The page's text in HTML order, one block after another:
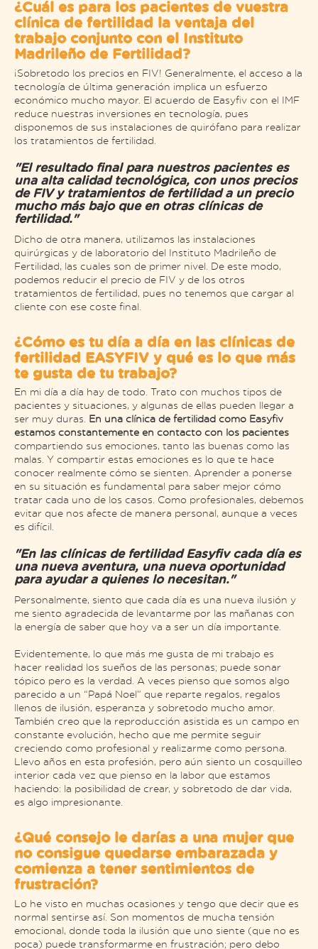
¿Cuál es para los pacientes de vuestra
clínica de fertilidad la ventaja del
trabajo conjunto con el Instituto
Madrileño de Fertilidad?
¡Sobretodo los precios en FIV! Generalmente, el acceso a la
tecnología de última generación implica un esfuerzo
económico mucho mayor. El acuerdo de Easyfiv con el IMF
reduce nuestras inversiones en tecnología, pues
disponemos de sus instalaciones de quirófano para realizar
los tratamientos de fertilidad.
"El resultado final para nuestros pacientes es
una alta calidad tecnológica, con unos precios
de FIV y tratamientos de fertilidad a un precio
mucho más bajo que en otras clínicas de
fertilidad."
Dicho de otra manera, utilizamos las instalaciones
quirúrgicas y de laboratorio del Instituto Madrileño de
Fertilidad, las cuales son de primer nivel. De este modo,
podemos reducir el precio de FIV y de los otros
tratamientos de fertilidad, pues no tenemos que cargar al
cliente con ese coste final.
¿Cómo es tu día a día en las clínicas de
fertilidad EASYFIV y qué es lo que más
te gusta de tu trabajo?
En mi día a día hay de todo. Trato con muchos tipos de
pacientes y situaciones, y algunas de ellas pueden llegar a
ser muy duras. En una clínica de fertilidad como Easyfiv
estamos constantemente en contacto con los pacientes
compartiendo sus emociones, tanto las buenas como las
malas. Y compartir estas emociones es lo que te hace
conocer realmente cómo se sienten. Aprender a ponerse
en su situación es fundamental para saber mejor cómo
tratar cada uno de los casos. Como profesionales, debemos
evitar que nos afecte de manera personal, aunque a veces
es difícil.
"En las clínicas de fertilidad Easyfiv cada día es
una nueva aventura, una nueva oportunidad
para ayudar a quienes lo necesitan."
Personalmente, siento que cada día es una nueva ilusión y
me siento agradecida de levantarme por las mañanas con
la energía de saber que hoy va a ser un día importante.
Evidentemente, lo que más me gusta de mi trabajo es
hacer realidad los sueños de las personas; puede sonar
tópico pero es la verdad. A veces pienso que somos algo
parecido a un “Papá Noel” que reparte regalos, regalos
llenos de ilusión, esperanza y sobretodo mucho amor.
También creo que la reproducción asistida es un campo en
constante evolución, hecho que me permite seguir
creciendo como profesional y realizarme como persona.
Llevo años en esta profesión, pero aún siento un cosquilleo
interior cada vez que pienso en la labor que estamos
haciendo: la posibilidad de crear, y sobretodo de dar vida,
es algo impresionante.
¿Qué consejo le darías a una mujer que
no consigue quedarse embarazada y
comienza a tener sentimientos de
frustración?
Lo he visto en muchas ocasiones y tengo que decir que es
normal sentirse así. Son momentos de mucha tensión
emocional, donde toda la ilusión que uno siente (que no es
poca) puede transformarme en frustración; pero debo